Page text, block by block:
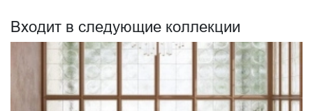
Входит в следующие коллекции